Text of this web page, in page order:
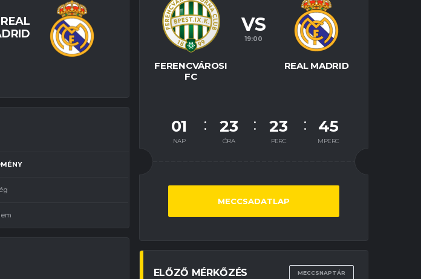
REAL
FERENCVÁROSI
FC
REAL MADRID
VS
19:00
01
NAP
23
ÓRA
23
PERC
44
MPERC
MECCSADATLAP
ELŐZŐ MÉRKŐZÉS MECCSNAPTÁR